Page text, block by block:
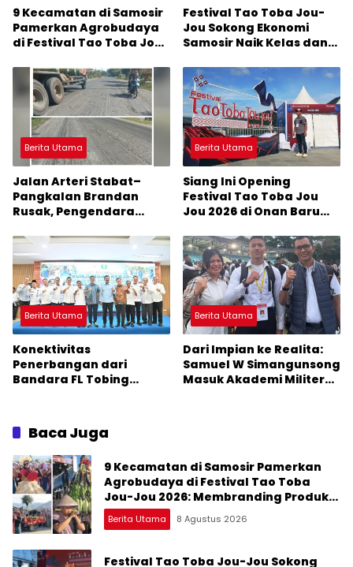
9 Kecamatan di Samosir
Pamerkan Agrobudaya
di Festival Tao Toba Jou-
Produk Lokal agar
Terkenal
Festival Tao Toba Jou-
Jou Sokong Ekonomi
Samosir Naik Kelas dan
Sumber Pertumbuhan
Ekonomi Baru
Berita Utama
Jalan Arteri Stabat–
Pangkalan Brandan
Rusak, Pengendara
Berita Utama
Siang Ini Opening
Festival Tao Toba Jou
Jou 2026 di Onan Baru
Dihibur Marsada Band
Berita Utama
Konektivitas
Penerbangan dari
Bandara FL Tobing
DPR RI Muhammad Lokot
Nasution
Berita Utama
Dari Impian ke Realita:
Samuel W Simangunsong
Masuk Akademi Militer
Baca Juga
9 Kecamatan di Samosir Pamerkan
Agrobudaya di Festival Tao Toba
Jou-Jou 2026: Membranding Produk
Lokal agar Terkenal
Berita Utama 8 Agustus 2026
Festival Tao Toba Jou-Jou Sokong